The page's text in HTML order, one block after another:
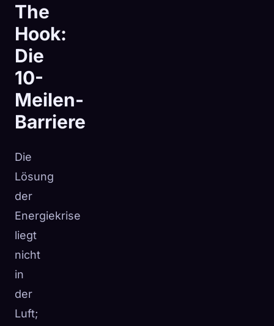
The
Hook:
Die
10-
Meilen-
Barriere
Die
Lösung
der
Energiekrise
liegt
nicht
in
der
Luft;
🧬Xeno Database
Gesammelt:
☁️
ENTDECKT